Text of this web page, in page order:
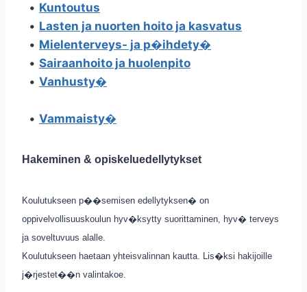
• Kuntoutus
• Lasten ja nuorten hoito ja kasvatus
• Mielenterveys- ja p�ihdety�
• Sairaanhoito ja huolenpito
• Vanhusty�
• Vammaisty�
Hakeminen & opiskeluedellytykset
Koulutukseen p��semisen edellytyksen� on
oppivelvollisuuskoulun hyv�ksytty suorittaminen, hyv� terveys
ja soveltuvuus alalle.
Koulutukseen haetaan yhteisvalinnan kautta. Lis�ksi hakijoille
j�rjestet��n valintakoe.